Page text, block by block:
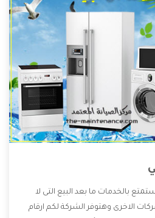
بالخدمات ما بعد البيع التى لا
الاخرى وهتوفر الشركة لكم ارقام